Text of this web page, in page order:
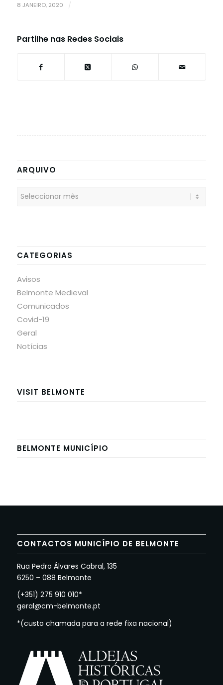
8 JANEIRO, 2020 /
Partilhe nas Redes Sociais
ARQUIVO
CATEGORIAS
Avisos
Belmonte Medieval
Comunicados
Covid-19
Geral
Notícias
VISIT BELMONTE
BELMONTE MUNICÍPIO
CONTACTOS MUNICÍPIO DE BELMONTE
Rua Pedro Álvares Cabral, 135
6250 – 088 Belmonte
(+351) 275 910 010*
geral@cm-belmonte.pt
*(custo chamada para a rede fixa nacional)